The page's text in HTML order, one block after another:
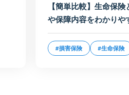
【簡単比較】生命保
や保障内容をわかりや
#損害保険 #生命保険